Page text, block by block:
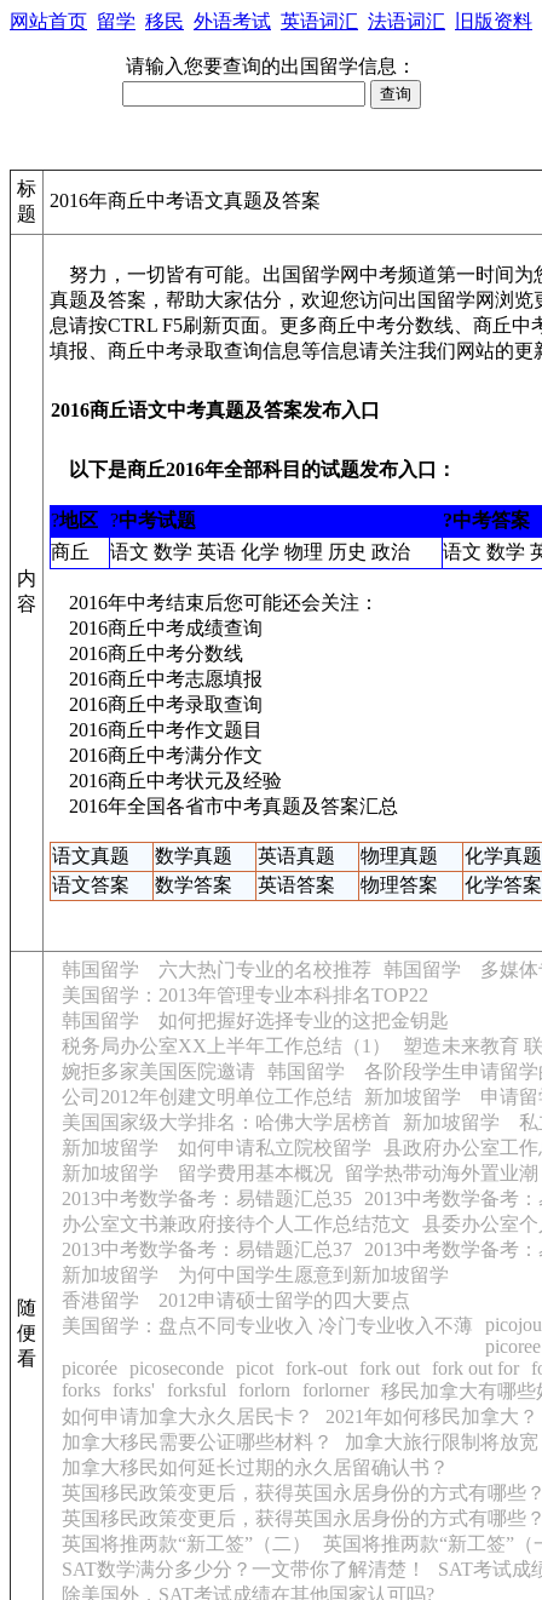
网站首页 留学 移民 外语考试 英语词汇 法语词汇 旧版资料
请输入您要查询的出国留学信息：
标
题
2016年商丘中考语文真题及答案
内
容
努力，一切皆有可能。出国留学网中考频道第一时间为
真题及答案，帮助大家估分，欢迎您访问出国留学网浏
息请按CTRL F5刷新页面。更多商丘中考分数线、商丘中
填报、商丘中考录取查询信息等信息请关注我们网站的更
2016商丘语文中考真题及答案发布入口
以下是商丘2016年全部科目的试题发布入口：
?地区 ?中考试题 ?中考答案
商丘
语文 数学 英语 化学 物理 历史 政治 语文 数学
2016年中考结束后您可能还会关注：
2016商丘中考成绩查询
2016商丘中考分数线
2016商丘中考志愿填报
2016商丘中考录取查询
2016商丘中考作文题目
2016商丘中考满分作文
2016商丘中考状元及经验
2016年全国各省市中考真题及答案汇总
语文真题 数学真题 英语真题 物理真题
化学真题
语文答案
数学答案 英语答案 物理答案 化学答案
随
便
看
韩国留学 六大热门专业的名校推荐
韩国留学 多媒体
美国留学：2013年管理专业本科排名TOP22
韩国留学 如何把握好选择专业的这把金钥匙
税务局办公室XX上半年工作总结（1）
塑造未来教育
婉拒多家美国医院邀请
韩国留学 各阶段学生申请留学
公司2012年创建文明单位工作总结
新加坡留学 申请留
美国国家级大学排名：哈佛大学居榜首
新加坡留学 私
新加坡留学 如何申请私立院校留学
县政府办公室工
新加坡留学 留学费用基本概况
留学热带动海外置业
2013中考数学备考：易错题汇总35
2013中考数学备考
办公室文书兼政府接待个人工作总结范文
县委办公室
2013中考数学备考：易错题汇总37
2013中考数学备考
新加坡留学 为何中国学生愿意到新加坡留学
香港留学 2012申请硕士留学的四大要点
美国留学：盘点不同专业收入 冷门专业收入不薄
picoree
picorée picoseconde picot fork-out fork out fork out for
forks
forks' forksful forlorn forlorner 移民加拿大有哪些
如何申请加拿大永久居民卡？
2021年如何移民加拿大？
加拿大移民需要公证哪些材料？
加拿大旅行限制将放宽
加拿大移民如何延长过期的永久居留确认书？
英国移民政策变更后，获得英国永居身份的方式有哪些
英国移民政策变更后，获得英国永居身份的方式有哪些
英国将推两款“新工签”（二）
英国将推两款“新工签”（
SAT数学满分多少分？一文带你了解清楚！
SAT考试成
除美国外，SAT考试成绩在其他国家认可吗?